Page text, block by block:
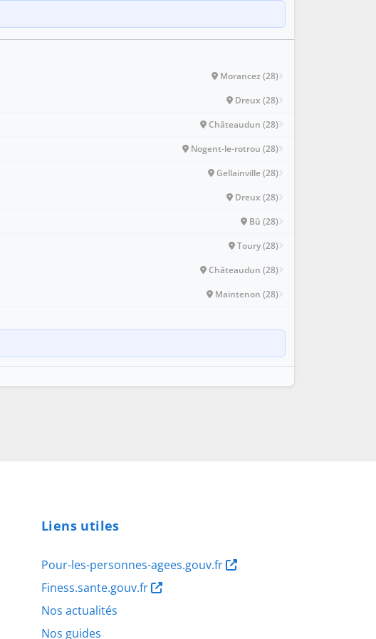
Morancez (28)
Dreux (28)
Châteaudun (28)
Nogent-le-rotrou (28)
Gellainville (28)
Dreux (28)
Bû (28)
Toury (28)
Châteaudun (28)
Maintenon (28)
Liens utiles
Pour-les-personnes-agees.gouv.fr
Finess.sante.gouv.fr
Nos actualités
Nos guides